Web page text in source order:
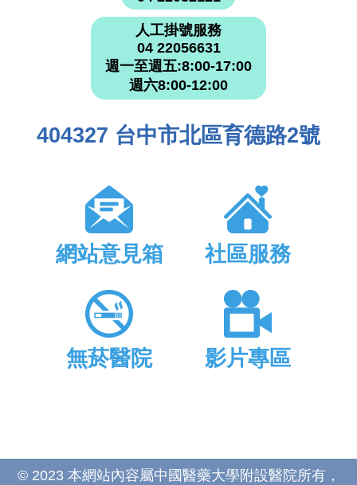
人工掛號服務
04 22056631
週一至週五:8:00-17:00
週六8:00-12:00
404327 台中市北區育德路2號
網站意見箱 社區服務
無菸醫院 影片專區
© 2023 本網站內容屬中國醫藥大學附設醫院所有，